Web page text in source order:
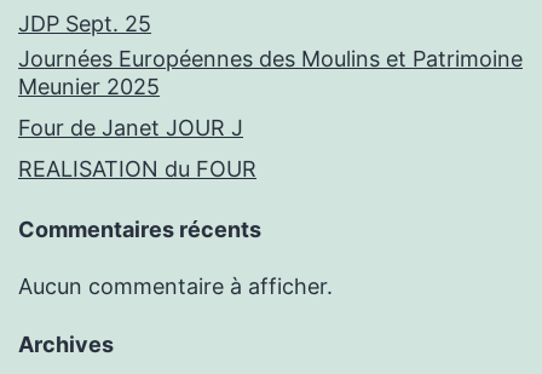
JDP Sept. 25
Journées Européennes des Moulins et Patrimoine
Meunier 2025
Four de Janet JOUR J
REALISATION du FOUR
Commentaires récents
Aucun commentaire à afficher.
Archives